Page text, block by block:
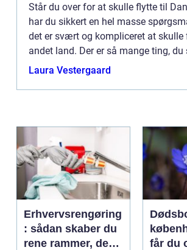
Står du over for at skulle flytte til
har du sikkert en hel masse
det er svært og kompliceret at skulle
andet land. Der er så mange ting,
dig ind i. Bare sådan noget som,
Laura Vestergaard
Erhvervsrengøring
: sådan skaber du
rene rammer, der
får du